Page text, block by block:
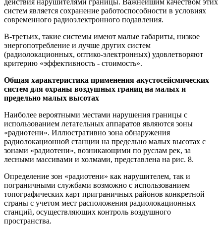
действия нарушителями границы. Важнейшим качеством этих
систем является сохранение работоспособности в условиях
современного радиоэлектронного подавления.
В-третьих, такие системы имеют малые габариты, низкое
энергопотребление и лучше других систем
(радиолокационных, оптико-электронных) удовлетворяют
критерию «эффективность - стоимость».
Общая характеристика применения акустосейсмических
систем для охраны воздушных границ на малых и
предельно малых высотах
Наиболее вероятными местами нарушения границы с
использованием летательных аппаратов являются зоны
«радиотени». Иллюстративно зона обнаружения
радиолокационной станции на предельно малых высотах с
зонами «радиотени», возникающими по руслам рек, за
лесными массивами и холмами, представлена на рис. 8.
Определение зон «радиотени» как нарушителем, так и
пограничными службами возможно с использованием
топографических карт приграничных районов конкретной
страны с учетом мест расположения радиолокационных
станций, осуществляющих контроль воздушного
пространства.